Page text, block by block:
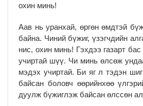
охин минь!
Аав нь уранхай, өргөн өмдтэй
байна. Чиний бүжиг, үзэгчдийн
нис, охин минь! Гэхдээ газарт
учиртай шүү. Чи минь өлсөж
мэдэх учиртай. Би яг л тэдэн
байсан боловч өөрийнхөө
дуулж бүжиглэж байсан өлссөн